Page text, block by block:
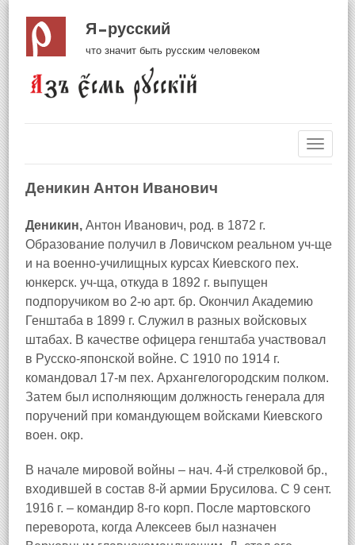
Я русский
что значит быть русским человеком
Деникин Антон Иванович
Деникин, Антон Иванович, род. в 1872 г.
Образование получил в Ловичском реальном уч‑ще
и на военно‑училищных курсах Киевского пех.
юнкерск. уч‑ща, откуда в 1892 г. выпущен
подпоручиком во 2‑ю арт. бр. Окончил Академию
Генштаба в 1899 г. Служил в разных войсковых
штабах. В качестве офицера генштаба участвовал
в Русско‑японской войне. С 1910 по 1914 г.
командовал 17‑м пех. Архангелогородским полком.
Затем был исполняющим должность генерала для
поручений при командующем войсками Киевского
воен. окр.
В начале мировой войны – нач. 4‑й стрелковой бр.,
входившей в состав 8‑й армии Брусилова. С 9 сент.
1916 г. – командир 8‑го корп. После мартовского
переворота, когда Алексеев был назначен